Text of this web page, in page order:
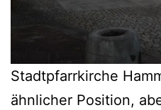
Stadtpfarrkirche
ähnlicher Position,